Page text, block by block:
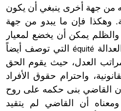
من جهة أخرى ينبغي أن يكون
وهكذا فإن ما يبدو من جهة
والظلم يمكن أن يخضع لمعيار
équité التي توصف أيضاً
العدل، حيث يقوم الحق
واحترام حقوق الأفراد
إن القاضي بنى حكمه على روح
ومعناه أن القاضي لم يتقيد